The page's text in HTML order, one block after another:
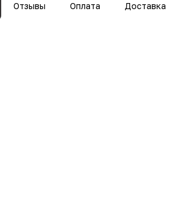
Отзывы Оплата Доставка